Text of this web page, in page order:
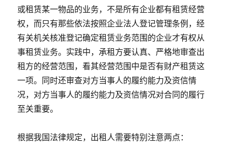
或租赁某一物品的业务，不是所有企业都有租赁经营
权，而只有那些依法按照企业法人登记管理条例，经
有关机关核准登记确定租赁业务范围的企业才有权从
事租赁业务。实践中，承租方要认真、严格地审查出
租方的经营范围，看其经营范围中是否有财产租赁这
一项。同时还审查对方当事人的履约能力及资信情
况，对方当事人的履约能力及资信情况对合同的履行
至关重要。
根据我国法律规定，出租人需要特别注意两点：